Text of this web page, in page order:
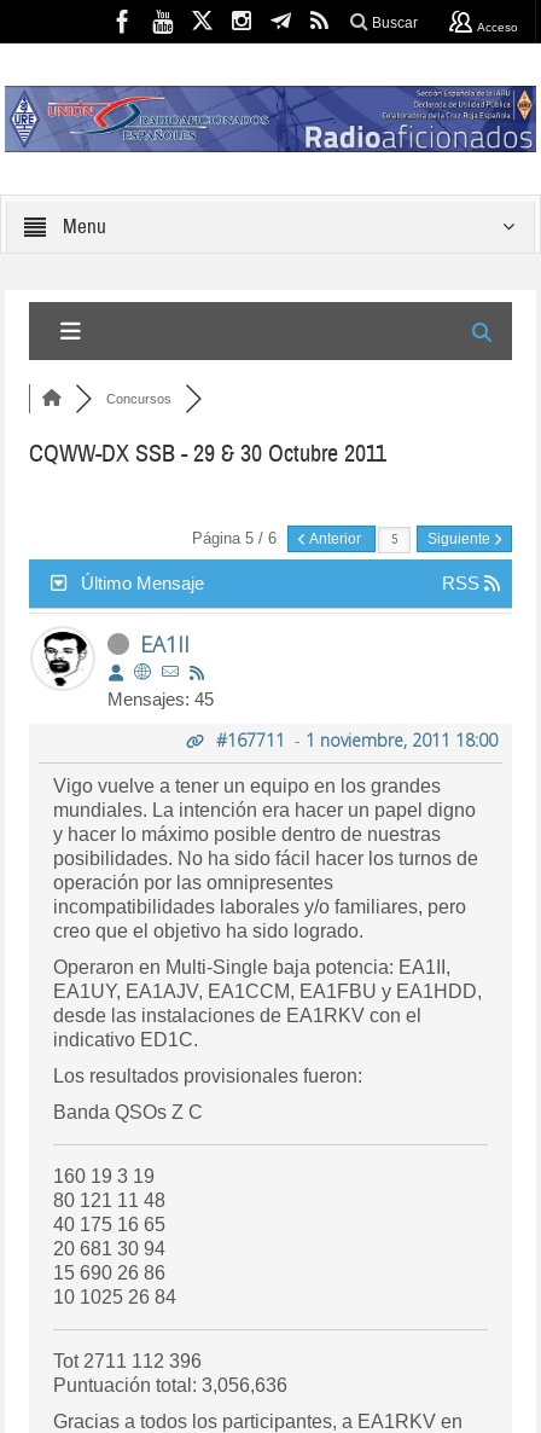
Buscar Acceso
Menu
Concursos
CQWW-DX SSB - 29 & 30 Octubre 2011
Página 5 / 6 Anterior Siguiente
Último Mensaje RSS
EA1II
Mensajes: 45
#167711 - 1 noviembre, 2011 18:00
Vigo vuelve a tener un equipo en los grandes
mundiales. La intención era hacer un papel digno
y hacer lo máximo posible dentro de nuestras
posibilidades. No ha sido fácil hacer los turnos de
operación por las omnipresentes
incompatibilidades laborales y/o familiares, pero
creo que el objetivo ha sido logrado.
Operaron en Multi-Single baja potencia: EA1II,
EA1UY, EA1AJV, EA1CCM, EA1FBU y EA1HDD,
desde las instalaciones de EA1RKV con el
indicativo ED1C.
Los resultados provisionales fueron:
Banda QSOs Z C
160 19 3 19
80 121 11 48
40 175 16 65
20 681 30 94
15 690 26 86
10 1025 26 84
Tot 2711 112 396
Puntuación total: 3,056,636
Gracias a todos los participantes, a EA1RKV en